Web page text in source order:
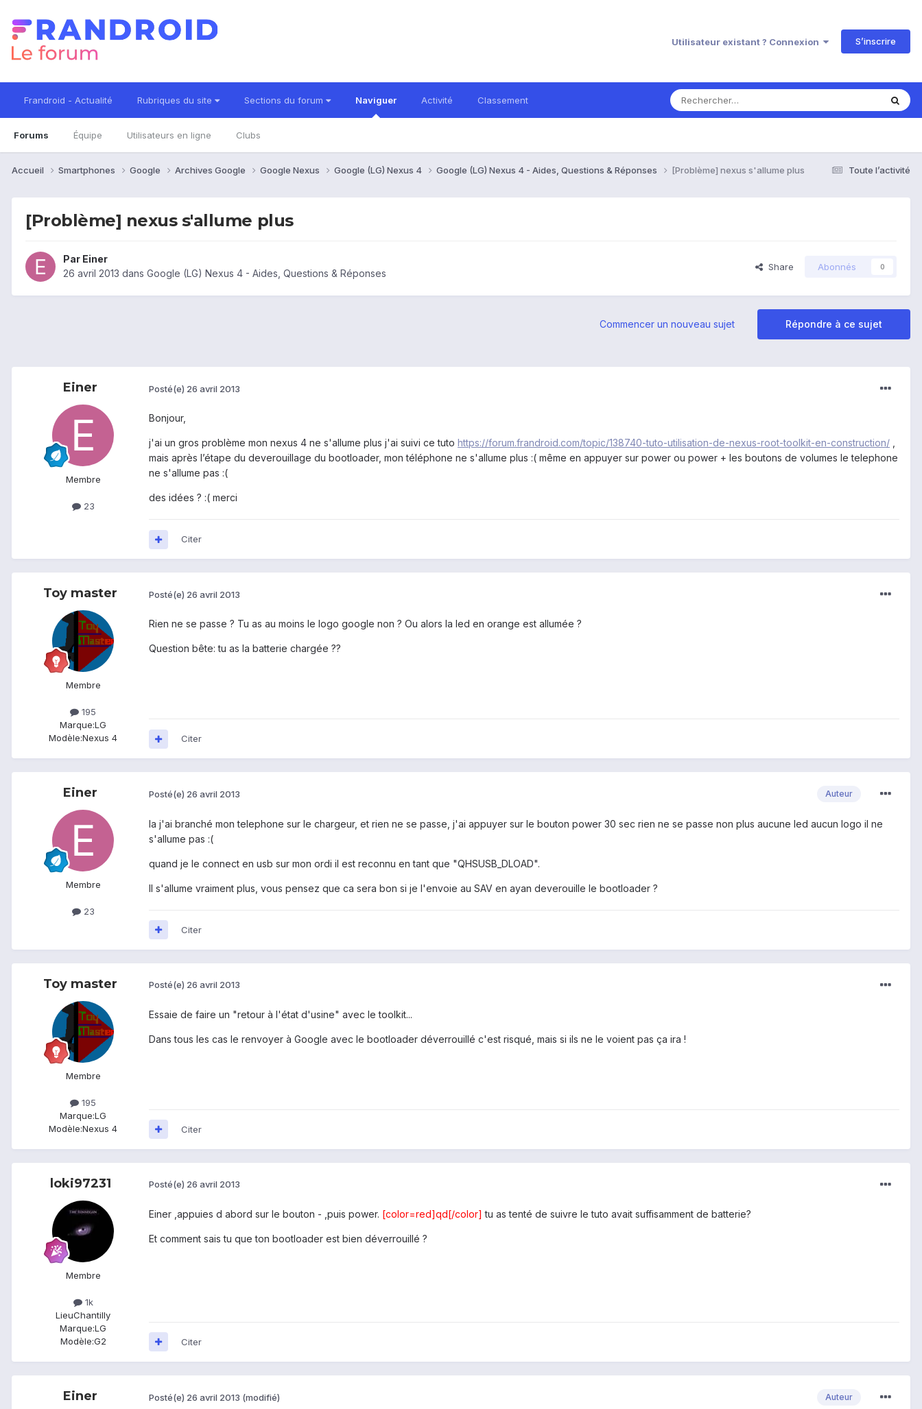
Utilisateur existant ? Connexion S’inscrire
Frandroid - Actualité Rubriques du site Sections du forum Naviguer
Forums Équipe Utilisateurs en ligne Clubs
Activité Classement
Toute l’activité
Accueil Smartphones Google Archives Google Google Nexus Google (LG) Nexus 4 Google (LG) Nexus 4 - Aides, Questions & Réponses [Problème] nexus s'allume plus
[Problème] nexus s'allume plus
Par Einer
26 avril 2013 dans Google (LG) Nexus 4 - Aides, Questions & Réponses
Share Abonnés 0
Répondre à ce sujet
Commencer un nouveau sujet
Einer
Membre
23
Posté(e) 26 avril 2013
Bonjour,
j'ai un gros problème mon nexus 4 ne s'allume plus j'ai suivi ce tuto https://forum.frandroid.com/topic/138740-tuto-utilisation-de-nexus-root-toolkit-en-construction/
mais après l’étape du deverouillage du bootloader, mon téléphone ne s'allume plus :( même en appuyer sur power ou power + les boutons de volumes le telephone
ne s'allume pas :(
des idées ? :( merci
Citer
Toy master
Membre
195
Marque:LG
Modèle:Nexus 4
Posté(e) 26 avril 2013
Rien ne se passe ? Tu as au moins le logo google non ? Ou alors la led en orange est allumée ?
Question bête: tu as la batterie chargée ??
Citer
Einer
Membre
23
Auteur
Posté(e) 26 avril 2013
la j'ai branché mon telephone sur le chargeur, et rien ne se passe, j'ai appuyer sur le bouton power 30 sec rien ne se passe non plus aucune led aucun logo il ne
s'allume pas :(
quand je le connect en usb sur mon ordi il est reconnu en tant que "QHSUSB_DLOAD".
Il s'allume vraiment plus, vous pensez que ca sera bon si je l'envoie au SAV en ayan deverouille le bootloader ?
Citer
Toy master
Membre
195
Marque:LG
Modèle:Nexus 4
Posté(e) 26 avril 2013
Essaie de faire un "retour à l'état d'usine" avec le toolkit...
Dans tous les cas le renvoyer à Google avec le bootloader déverrouillé c'est risqué, mais si ils ne le voient pas ça ira !
Citer
loki97231
Membre
1k
LieuChantilly
Marque:LG
Modèle:G2
Posté(e) 26 avril 2013
Einer ,appuies d abord sur le bouton - ,puis power. [color=red]qd[/color] tu as tenté de suivre le tuto avait suffisamment de batterie?
Et comment sais tu que ton bootloader est bien déverrouillé ?
Citer
Einer Auteur
Posté(e) 26 avril 2013 (modifié)